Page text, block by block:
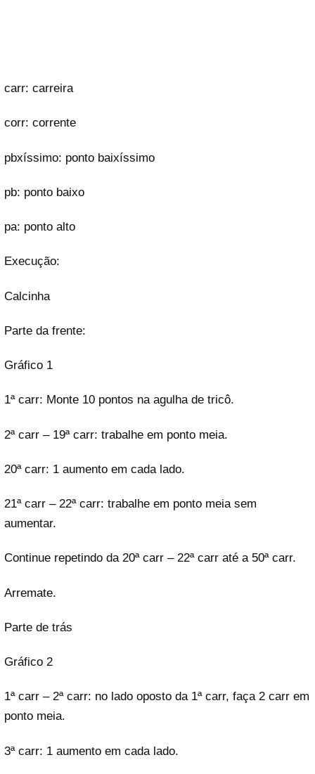
carr: carreira
corr: corrente
pbxíssimo: ponto baixíssimo
pb: ponto baixo
pa: ponto alto
Execução:
Calcinha
Parte da frente:
Gráfico 1
1ª carr: Monte 10 pontos na agulha de tricô.
2ª carr – 19ª carr: trabalhe em ponto meia.
20ª carr: 1 aumento em cada lado.
21ª carr – 22ª carr: trabalhe em ponto meia sem
aumentar.
Continue repetindo da 20ª carr – 22ª carr até a 50ª carr.
Arremate.
Parte de trás
Gráfico 2
1ª carr – 2ª carr: no lado oposto da 1ª carr, faça 2 carr em
ponto meia.
3ª carr: 1 aumento em cada lado.